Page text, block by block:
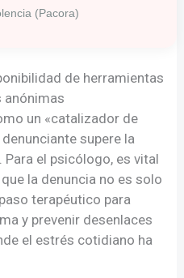
(Pacora)
de herramientas
anónimas
un «catalizador de
supere la
el psicólogo, es vital
la denuncia no es solo
terapéutico para
y prevenir desenlaces
el estrés cotidiano ha